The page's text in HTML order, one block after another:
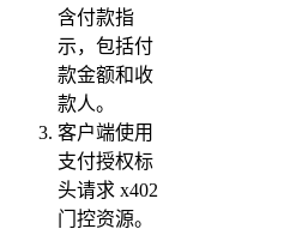
含付款指
示，包括付
款金额和收
款人。
客户端使用
支付授权标
头请求 x402
门控资源。